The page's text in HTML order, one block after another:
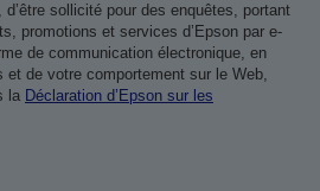
sollicité pour des enquêtes, portant
promotions et services d’Epson par e-
de communication électronique, en
et de votre comportement sur le Web,
la Déclaration d’Epson sur les